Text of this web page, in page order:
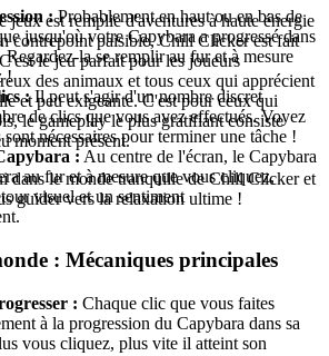
jeux est remplie d'aventures à haute énergie
contrepoint paisible, Chill Clicker est fait
le jeu parfait pour les joueurs
des animaux et tous ceux qui apprécient
et peu exigeante. C'est pour ceux qui
le gameplay le plus gratifiant consiste
moment présent.
dans le monde tranquille de Chill Clicker et
guider vers la relaxation ultime !
:Probablement en haut ou en bas de
jusqu'où votre Capybara a progressé dans
Regardez-la se remplir au fur et à mesure
!
:Il peut s'agir d'un nombre discret
de clics que vous avez effectués. Voyez
nécessaires pour terminer une tâche !
: Au centre de l'écran, le Capybara
au fur et à mesure que vous cliquez,
visuel et un sentiment
: Mécaniques principales
: Chaque clic que vous faites
à la progression du Capybara dans sa
vous cliquez, plus vite il atteint son